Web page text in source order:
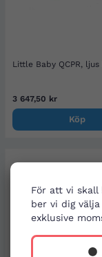
För att vi skall
ber vi dig
exklusive
Little Baby QCPR, ljus
3 647,50 kr
Köp